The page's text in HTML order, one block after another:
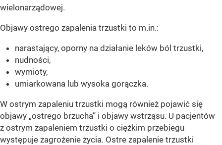
wielonarządowej.
Objawy ostrego zapalenia trzustki to m.in.:
narastający, oporny na działanie leków ból trzustki,
nudności,
wymioty,
umiarkowana lub wysoka gorączka.
W ostrym zapaleniu trzustki mogą również pojawić się
objawy „ostrego brzucha” i objawy wstrząsu. U pacjentów
z ostrym zapaleniem trzustki o ciężkim przebiegu
występuje zagrożenie życia. Ostre zapalenie trzustki